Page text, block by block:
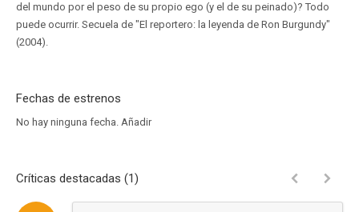
del mundo por el peso de su propio ego (y el de su peinado)? Todo
puede ocurrir. Secuela de "El reportero: la leyenda de Ron Burgundy"
(2004).
Fechas de estrenos
No hay ninguna fecha. Añadir
Críticas destacadas (1)